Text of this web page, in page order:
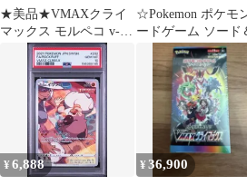
★美品★VMAXクライ
マックス モルペコ v-
union csr
☆Pokemon ポケモ
ードゲーム ソード
ールド ハイクラス
ク VMAXクライマ
ス BOX 未開封品
smpok098424
¥6,888 ¥36,900